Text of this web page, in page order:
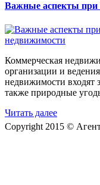
Важные аспекты при
Коммерческая
организации и
недвижимости входят
также природные
Читать далее
Copyright 2015 ©